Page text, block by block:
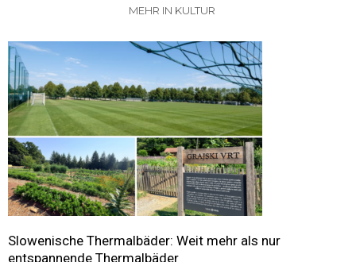
MEHR IN KULTUR
Slowenische Thermalbäder: Weit mehr als nur
entspannende Thermalbäder